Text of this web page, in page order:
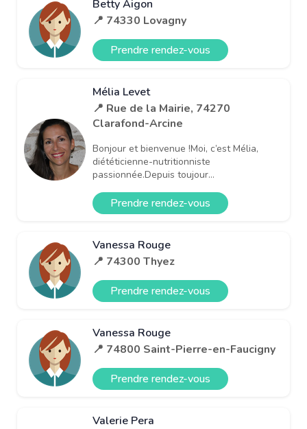
Betty Aigon
📍 74330 Lovagny
Prendre rendez-vous
Mélia Levet
📍 Rue de la Mairie, 74270
Clarafond-Arcine
Bonjour et bienvenue !Moi, c’est Mélia,
diététicienne-nutritionniste
passionnée.Depuis toujour...
Prendre rendez-vous
Vanessa Rouge
📍 74300 Thyez
Prendre rendez-vous
Vanessa Rouge
📍 74800 Saint-Pierre-en-Faucigny
Prendre rendez-vous
Valerie Pera